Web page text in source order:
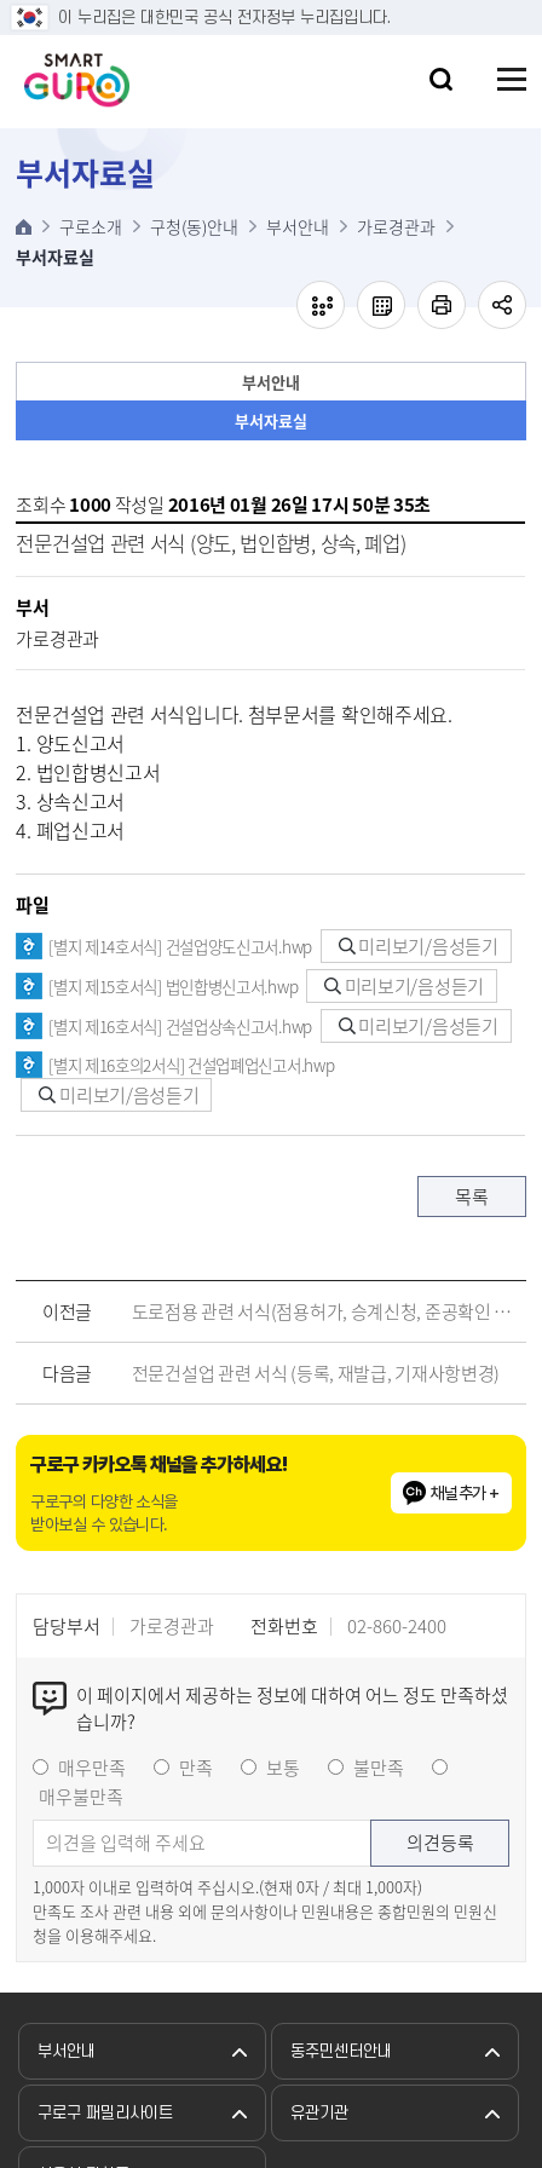
본문 바로가기
이 누리집은 대한민국 공식 전자정부 누리집입니다.
부서자료실
구로소개 구청(동)안내 부서안내
가로경관과
부서자료실
부서안내
부서자료실
조회수1000작성일 2016년 01월 26일 17시 50분 35초
전문건설업 관련 서식 (양도, 법인합병, 상속, 폐업)
부서
가로경관과
전문건설업 관련 서식입니다. 첨부문서를 확인해주세요.
1. 양도신고서
2. 법인합병신고서
3. 상속신고서
4. 폐업신고서
파일
[별지 제14호서식] 건설업양도신고서.hwp 미리보기/음성듣기
[별지 제15호서식] 법인합병신고서.hwp 미리보기/음성듣기
[별지 제16호서식] 건설업상속신고서.hwp 미리보기/음성듣기
[별지 제16호의2서식] 건설업폐업신고서.hwp
미리보기/음성듣기
목록
이전글 도로점용 관련 서식(점용허가, 승계신청, 준공확인 신청서)
다음글 전문건설업 관련 서식 (등록, 재발급, 기재사항변경)
구로구 카카오톡 채널을 추가하세요!
구로구의 다양한 소식을
받아보실 수 있습니다.
채널추가 +
담당부서 가로경관과 전화번호 02-860-2400
이 페이지에서 제공하는 정보에 대하여 어느 정도 만족하셨
습니까?
매우만족
만족 보통
불만족
매우불만족
1,000자 이내로 입력하여 주십시오.(현재 0자 / 최대 1,000자)
만족도 조사 관련 내용 외에 문의사항이나 민원내용은 종합민원의 민원신
청을 이용해주세요.
부서안내 동주민센터안내
구로구 패밀리사이트 유관기관